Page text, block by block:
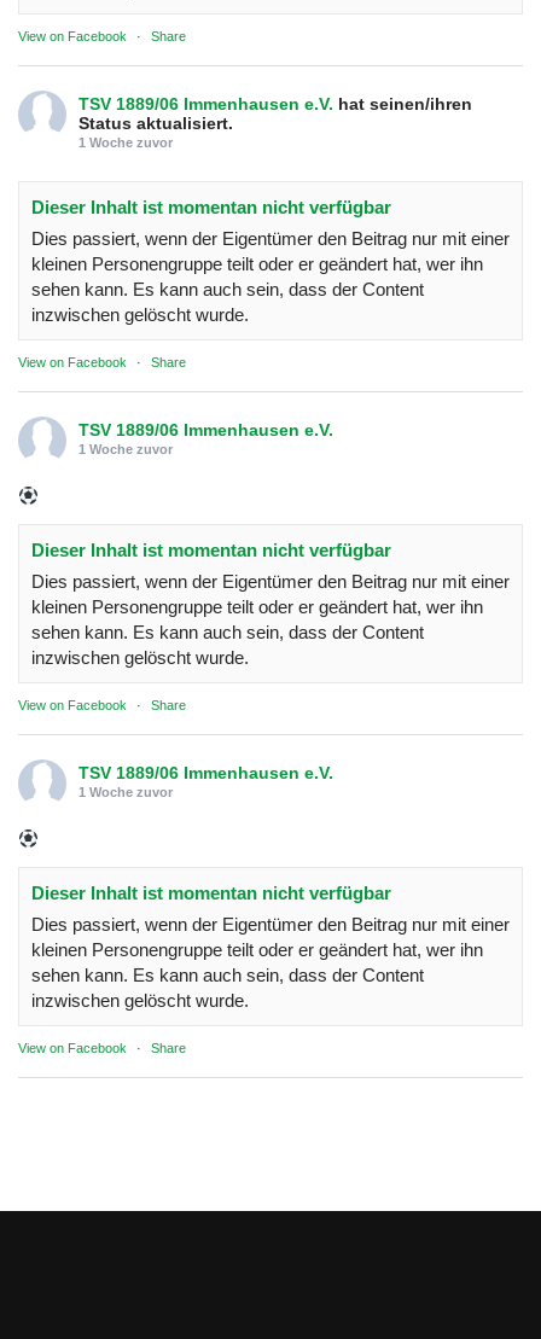
View on Facebook · Share
TSV 1889/06 Immenhausen e.V. hat seinen/ihren
Status aktualisiert.
1 Woche zuvor
Dieser Inhalt ist momentan nicht verfügbar
Dies passiert, wenn der Eigentümer den Beitrag nur mit einer
kleinen Personengruppe teilt oder er geändert hat, wer ihn
sehen kann. Es kann auch sein, dass der Content
inzwischen gelöscht wurde.
View on Facebook · Share
TSV 1889/06 Immenhausen e.V.
1 Woche zuvor
Dieser Inhalt ist momentan nicht verfügbar
Dies passiert, wenn der Eigentümer den Beitrag nur mit einer
kleinen Personengruppe teilt oder er geändert hat, wer ihn
sehen kann. Es kann auch sein, dass der Content
inzwischen gelöscht wurde.
View on Facebook · Share
TSV 1889/06 Immenhausen e.V.
1 Woche zuvor
Dieser Inhalt ist momentan nicht verfügbar
Dies passiert, wenn der Eigentümer den Beitrag nur mit einer
kleinen Personengruppe teilt oder er geändert hat, wer ihn
sehen kann. Es kann auch sein, dass der Content
inzwischen gelöscht wurde.
View on Facebook · Share